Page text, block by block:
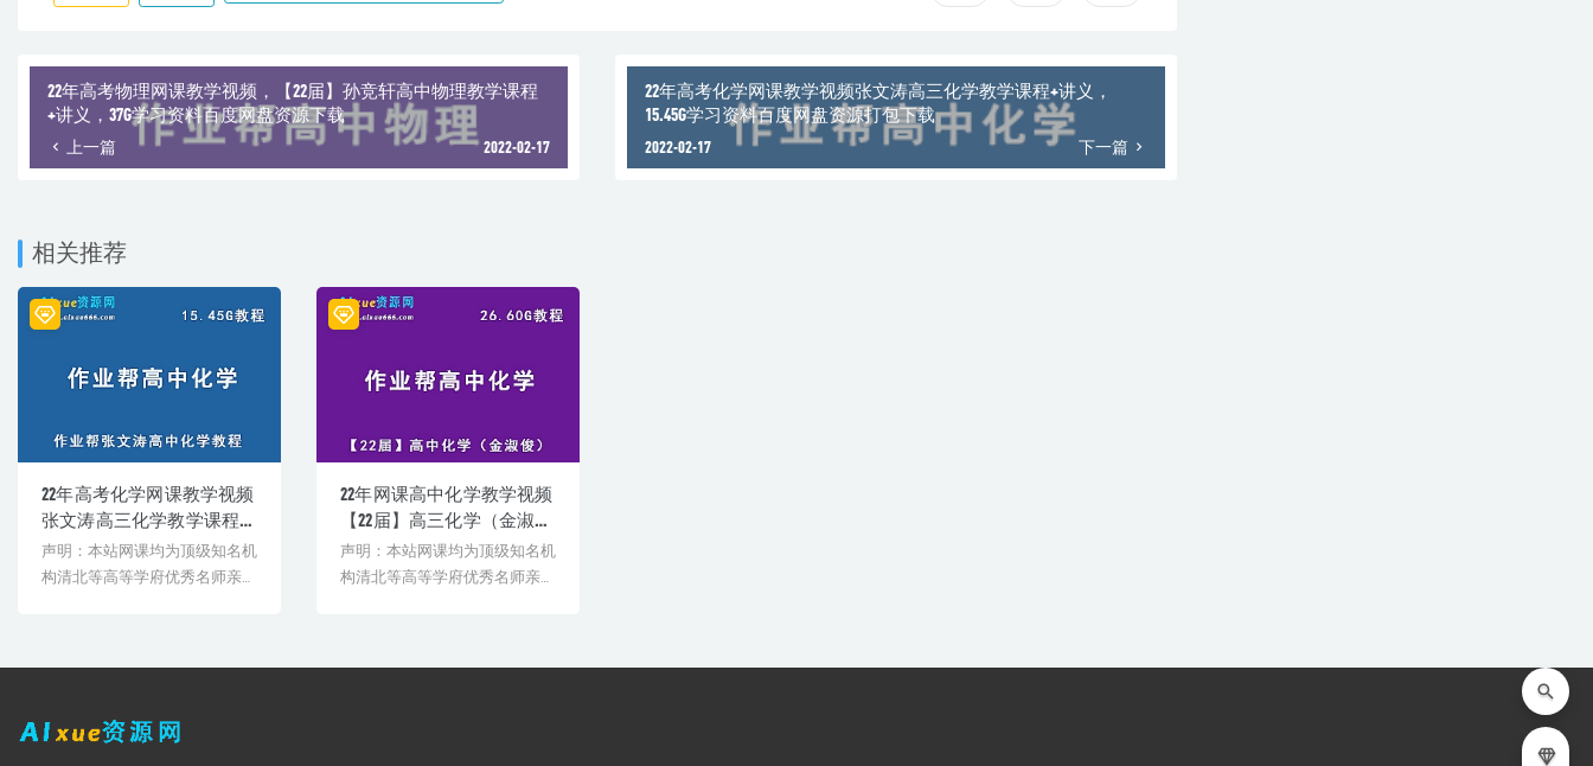
│ ├─ 09.化学反应热与化学反应速率.mp4
│ ├─ 13.电离与水解基础.mp4
│ ├─ 14.溶液中三大守恒及离子浓度排序 讲义.mp4
│ ├─ 15.沉淀溶解平衡.mp4
│ ├─ 16.【赠】考前重难点3.mp4
│ │ ├─ 第 10 讲电离与水解基础 讲义.pdf
│ │ ├─ 第 12 讲沉淀溶解平衡 讲义.pdf
│ │ ├─ 第 13 讲有机物的结构 讲义.pdf
│ │ ├─ 第 2 讲硫及其化合物 讲义.pdf
│ │ ├─ 第 3 讲氮及其化合物 讲义.pdf
│ │ ├─ 第 5 讲电化学基础 讲义.pdf
│ │ ├─ 第 6 讲电化学综合 讲义.pdf
│ │ ├─ 第 7 讲化学反应热与化学反应速率 讲义.pdf
│ │ ├─ 第 8 讲化学平衡 讲义.pdf
│ │ ├─ 第 9 讲速率与平衡图像综合 讲义.pdf
│ │ └─ 答案
│ ├─ 课堂笔记
│ │ ├─ 08.【赠】考前重难点2.pdf
22年高考物理网课教学视频，【22届】孙竞轩高中物理教学课程
+讲义，37G学习资料百度网盘资源下载
上一篇 2022-02-17
22年高考化学网课教学视频张文涛高三化学教学课程+讲义，
15.45G学习资料百度网盘资源打包下载
2022-02-17 下一篇
相关推荐
22年高考化学网课教学视频
张文涛高三化学教学课程
+讲义，15.45G学习资料百度
网盘资源打包下载
声明：本站网课均为顶级知名机
构清北等高等学府优秀名师亲授
22年网课高中化学教学视频
【22届】高三化学（金淑
俊）教学课程+讲义，26.60G
学习资料百度网盘资源下
声明：本站网课均为顶级知名机
构清北等高等学府优秀名师亲授